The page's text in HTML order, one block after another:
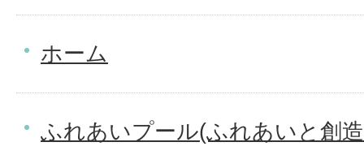
ホーム
ふれあいプール(ふれあいと創